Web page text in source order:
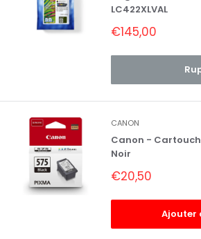
LC422XLVAL
Prix
réduit
€145,00
CANON
Canon -
Noir
Prix
réduit
€20,50
Ajouter